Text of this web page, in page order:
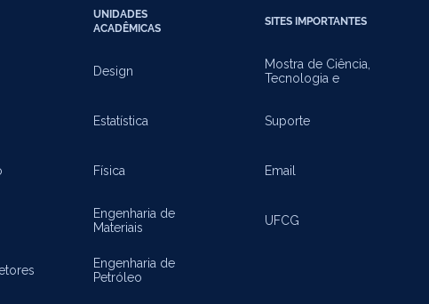
UNIDADES
ACADÊMICAS
Design
Estatística
Física
Engenharia de
Materiais
Engenharia de
Petróleo
SITES IMPORTANTES
Mostra de Ciência,
Tecnologia e
Suporte
Email
UFCG